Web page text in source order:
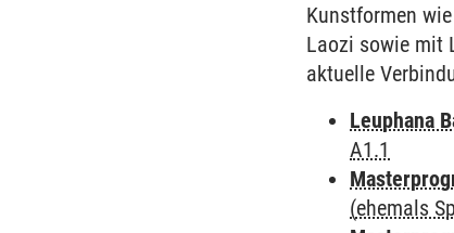
Kunstformen
Laozi sowie mit
aktuelle
Leuphana
A1.1
(ehemals